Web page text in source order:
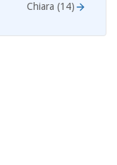
Chiara (14)